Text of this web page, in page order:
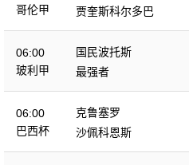
哥伦甲
贾奎斯科尔多巴
06:00
玻利甲
国民波托斯
最强者
06:00
巴西杯
克鲁塞罗
沙佩科恩斯